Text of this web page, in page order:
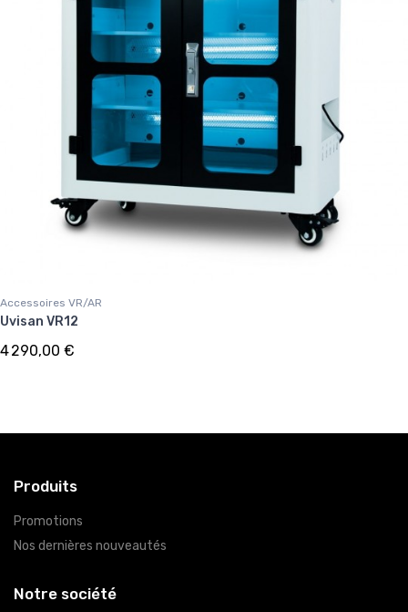
Accessoires VR/AR
Uvisan VR12
4 290,00 €
Produits
Promotions
Nos dernières nouveautés
Notre société